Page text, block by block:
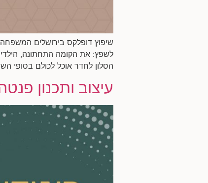
לשפץ: את הקומה התחתונה,
הסלון לחדר אוכל לכולם בסופי
עיצוב ותכנון